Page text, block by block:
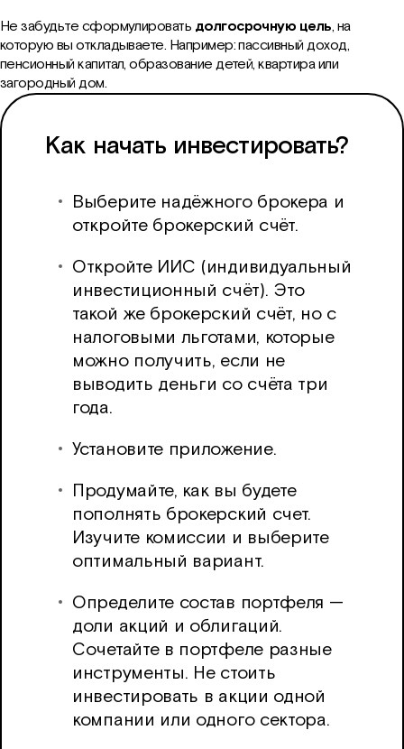
Не забудьте сформулировать долгосрочную цель, на
которую вы откладываете. Например: пассивный доход,
пенсионный капитал, образование детей, квартира или
загородный дом.
Как начать инвестировать?
Выберите надёжного брокера и
откройте брокерский счёт.
Откройте ИИС (индивидуальный
инвестиционный счёт). Это
такой же брокерский счёт, но с
налоговыми льготами, которые
можно получить, если не
выводить деньги со счёта три
года.
Установите приложение.
Продумайте, как вы будете
пополнять брокерский счет.
Изучите комиссии и выберите
оптимальный вариант.
Определите состав портфеля —
доли акций и облигаций.
Сочетайте в портфеле разные
инструменты. Не стоить
инвестировать в акции одной
компании или одного сектора.